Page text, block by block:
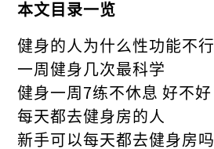
本文目录一览
健身的人为什么性功能不行
一周健身几次最科学
健身一周7练不休息 好不好
每天都去健身房的人
新手可以每天都去健身房吗